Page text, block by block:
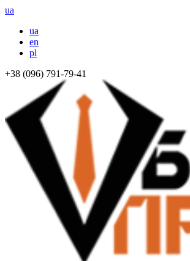
ua
ua
en
pl
+38 (096) 791-79-41